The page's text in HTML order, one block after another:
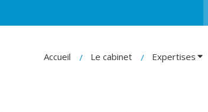
Accueil Le cabinet Expertises